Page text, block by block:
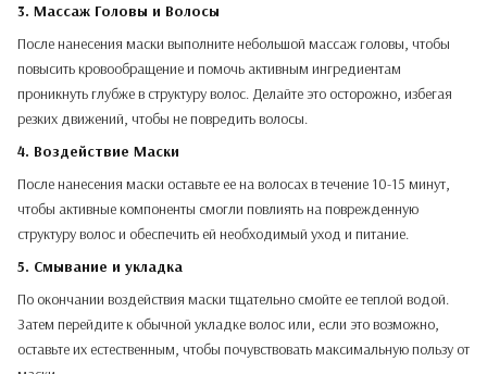
3. Массаж Головы и Волосы
После нанесения маски выполните небольшой массаж головы, чтобы
повысить кровообращение и помочь активным ингредиентам
проникнуть глубже в структуру волос. Делайте это осторожно, избегая
резких движений, чтобы не повредить волосы.
4. Воздействие Маски
После нанесения маски оставьте ее на волосах в течение 10-15 минут,
чтобы активные компоненты смогли повлиять на поврежденную
структуру волос и обеспечить ей необходимый уход и питание.
5. Смывание и укладка
По окончании воздействия маски тщательно смойте ее теплой водой.
Затем перейдите к обычной укладке волос или, если это возможно,
оставьте их естественным, чтобы почувствовать максимальную пользу от